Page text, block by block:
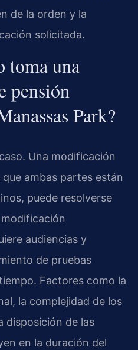
de la orden y la
solicitada.
toma una
pensión
Park?
Una modificación
ambas partes están
puede resolverse
audiencias y
de pruebas
Factores como la
la complejidad de los
disposición de las
en la duración del